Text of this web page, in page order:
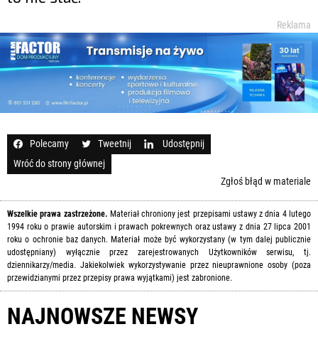
Reklama
Polecamy Tweetnij
Udostępnij
Wróć do strony głównej
Zgłoś błąd w materiale
Wszelkie prawa zastrzeżone. Materiał chroniony jest przepisami ustawy z dnia 4 lutego
1994 roku o prawie autorskim i prawach pokrewnych oraz ustawy z dnia 27 lipca 2001
roku o ochronie baz danych. Materiał może być wykorzystany (w tym dalej publicznie
udostępniany) wyłącznie przez zarejestrowanych Użytkowników serwisu, tj.
dziennikarzy/media. Jakiekolwiek wykorzystywanie przez nieuprawnione osoby (poza
przewidzianymi przez przepisy prawa wyjątkami) jest zabronione.
NAJNOWSZE NEWSY